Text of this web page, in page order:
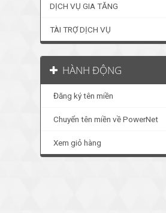
DỊCH VỤ GIA TĂNG
TÀI TRỢ DỊCH VỤ
HÀNH ĐỘNG
Đăng ký tên miền
Chuyển tên miền về PowerNet
Xem giỏ hàng